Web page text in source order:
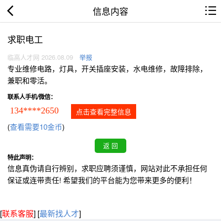
信息内容
求职电工
临高人才网 2026.08.09 举报
专业维修电路，灯具，开关插座安装，水电维修，故障排除，
兼职和零活。
联系人手机/微信：
134****2650 点击查看完整信息
(查看需要10金币)
特此声明：
信息真伪请自行辨别，求职应聘须谨慎，网站对此不承担任何
保证或连带责任! 希望我们的平台能为您带来更多的便利！
[联系客服] [最新找人才]